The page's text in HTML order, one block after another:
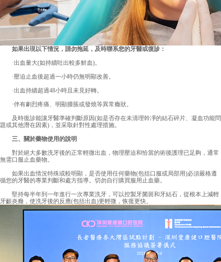
如果出現以下情況，請勿拖延，及時聯系您的牙醫或復診：
·出血量大(如持續吐出較多鮮血)。
·壓迫止血後超過一小時仍無明顯改善。
·出血持續超過48小時且未見好轉。
·伴有劇烈疼痛、明顯腫脹或發燒等異常癥狀。
及時復診能讓牙醫準確判斷原因(如是否存在未清理幹凈的結石碎片、凝血功能問
題或其他潛在因素)，並采取針對性處理措施。
三、關於藥物使用的說明
對於絕大多數洗牙後的正常輕微出血，物理壓迫和恰當的術後護理已足夠，通常
無需口服止血藥物。
如果出血情況特殊或較明顯，是否使用任何藥物(包括口服或局部用)必須嚴格遵
循您的牙醫的專業判斷和處方指導。切勿自行購買服用止血藥。
堅持每半年到一年進行一次專業洗牙，可以控製牙菌斑和牙結石，從根本上減輕
牙齦炎癥，使洗牙後的反應(包括出血)更輕微，恢復更快。